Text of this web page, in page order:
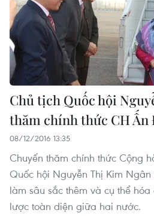
Chủ tịch Quốc hội
thăm chính thức C​H Ấn
08/12/2016 13:35
Chuyến thăm chính thức Cộng
Quốc hội Nguyễn Thị Kim
làm sâu sắc thêm và cụ thể
lược toàn diện giữa hai nước.